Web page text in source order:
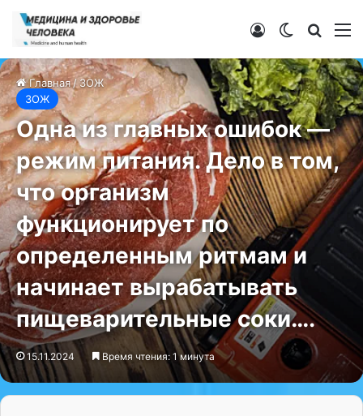
Switch skin
Войти
Главная/ЗОЖ
ЗОЖ
Одна из главных ошибок —
режим питания. Дело в том,
что организм
функционирует по
определенным ритмам и
начинает вырабатывать
пищеварительные соки….
15.11.2024 Время чтения: 1 минута